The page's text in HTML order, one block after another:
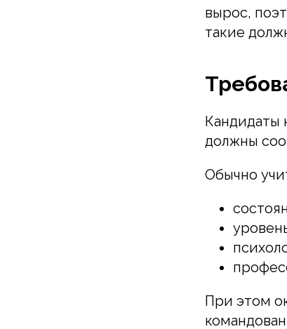
вырос,
такие
Кандидаты
должны
Обычно
При этом